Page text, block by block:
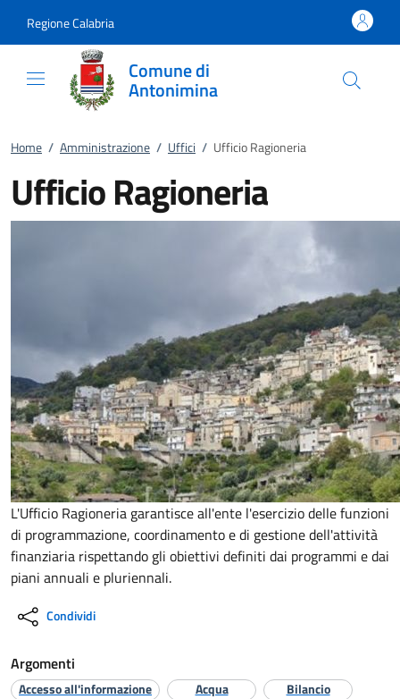
Regione Calabria
Comune di
Antonimina
Home / Amministrazione / Uffici / Ufficio Ragioneria
Ufficio Ragioneria
L'Ufficio Ragioneria garantisce all'ente l'esercizio delle funzioni
di programmazione, coordinamento e di gestione dell'attività
finanziaria rispettando gli obiettivi definiti dai programmi e dai
piani annuali e pluriennali.
Condividi
Argomenti
Accesso all'informazione Acqua
Bilancio